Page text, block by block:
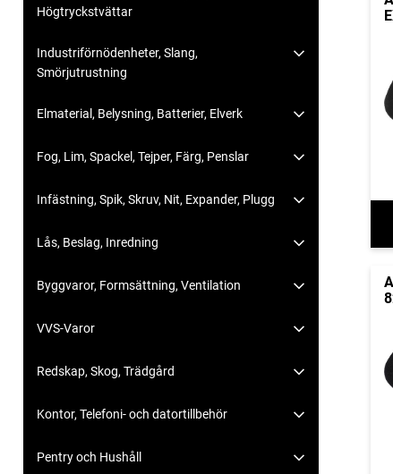
Högtryckstvättar
Industriförnödenheter, Slang,
Smörjutrustning
Elmaterial, Belysning, Batterier, Elverk
Fog, Lim, Spackel, Tejper, Färg, Penslar
Infästning, Spik, Skruv, Nit, Expander, Plugg
Lås, Beslag, Inredning
Byggvaror, Formsättning, Ventilation
VVS-Varor
Redskap, Skog, Trädgård
Kontor, Telefoni- och datortillbehör
Pentry och Hushåll